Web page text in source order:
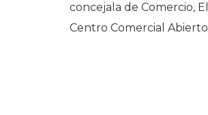
concejala de Comercio,
Centro Comercial